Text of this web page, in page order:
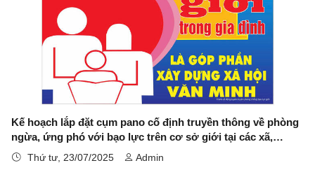
Kế hoạch lắp đặt cụm pano cố định truyền thông về phòng
ngừa, ứng phó với bạo lực trên cơ sở giới tại các xã,
phường, đặc khu
Thứ tư, 23/07/2025
Admin